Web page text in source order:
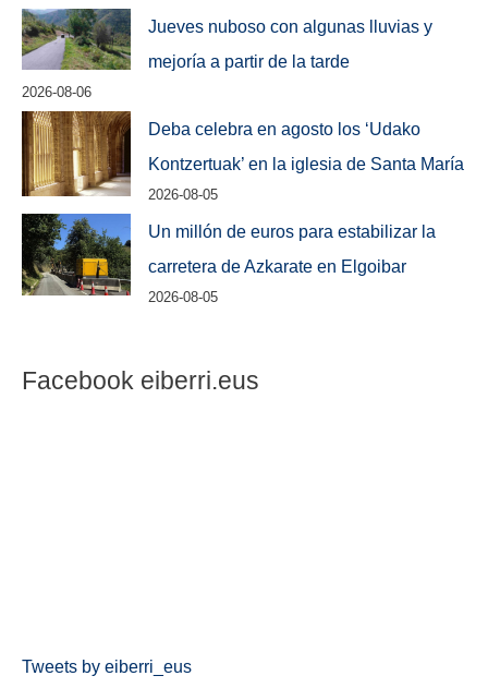
Jueves nuboso con algunas lluvias y
mejoría a partir de la tarde
2026-08-06
Deba celebra en agosto los ‘Udako
Kontzertuak’ en la iglesia de Santa María
2026-08-05
Un millón de euros para estabilizar la
carretera de Azkarate en Elgoibar
2026-08-05
Facebook eiberri.eus
Tweets by eiberri_eus